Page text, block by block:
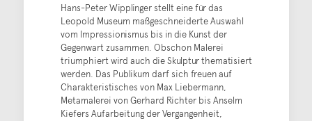
Hans-Peter Wipplinger stellt eine für das
Leopold Museum maßgeschneiderte Auswahl
vom Impressionismus bis in die Kunst der
Gegenwart zusammen. Obschon Malerei
triumphiert wird auch die Skulptur thematisiert
werden. Das Publikum darf sich freuen auf
Charakteristisches von Max Liebermann,
Metamalerei von Gerhard Richter bis Anselm
Kiefers Aufarbeitung der Vergangenheit,